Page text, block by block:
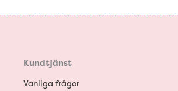
Kundtjänst
Vanliga frågor